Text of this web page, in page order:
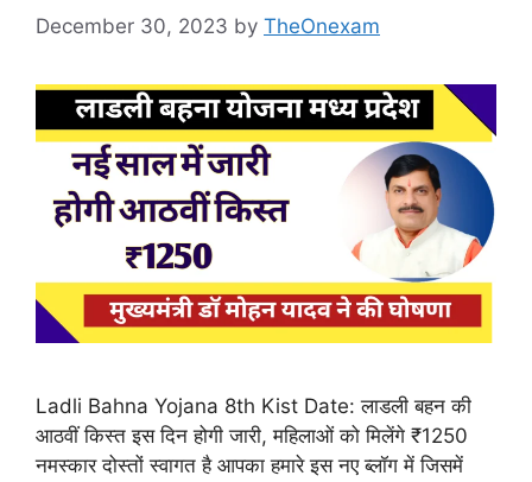
December 30, 2023 by TheOnexam
Ladli Bahna Yojana 8th Kist Date: लाडली बहन की
आठवीं किस्त इस दिन होगी जारी, महिलाओं को मिलेंगे ₹1250
नमस्कार दोस्तों स्वागत है आपका हमारे इस नए ब्लॉग में जिसमें